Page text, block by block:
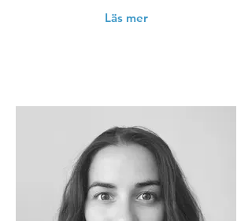
Läs mer